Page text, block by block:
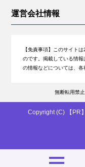
運営会社情報
【免責事項】
このサイト
のです。掲載している情
の情報などについては、各
無断転用禁
Copyright (C)